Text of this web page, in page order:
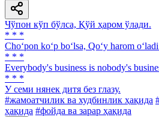
Чўпон кўп бўлса, Қўй ҳаром ўлади.
* * *
Cho‘pon ko‘p bo‘lsa, Qo‘y harom
* * *
Everybody's business is nobody's
* * *
У семи нянек дитя без глазу.
#жамоатчилик ва худбинлик ҳақида
ҳақида #фойда ва зарар ҳақида